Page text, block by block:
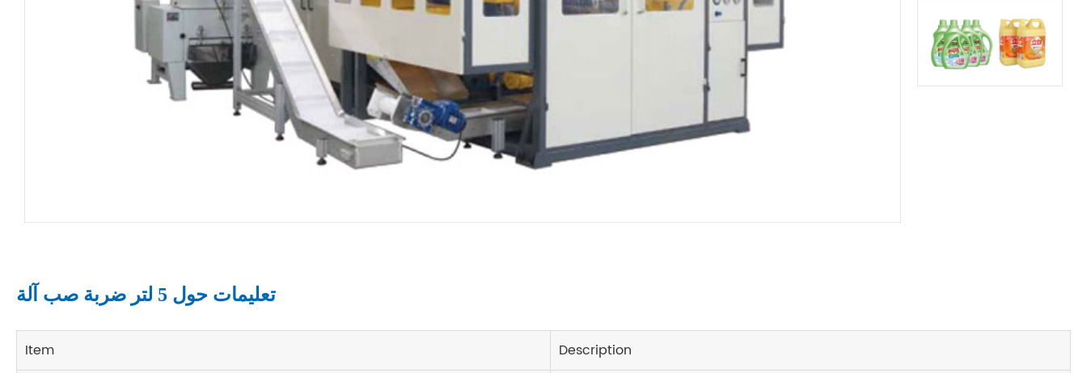
تعليمات حول 5 لتر ضربة صب آلة
Item
Description